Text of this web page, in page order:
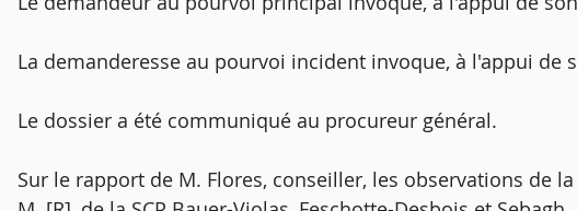
La demanderesse au pourvoi incident invoque, à l'appui de
Le dossier a été communiqué au procureur général.
Sur le rapport de M. Flores, conseiller, les observations de la